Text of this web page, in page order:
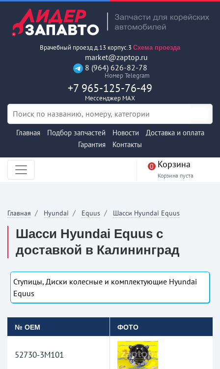
Врачебный проезд д.13 корпус.3 Схема проезда
market@zaptop.ru
8 (964) 626-82-78
Номер Telegram
+7 965-125-76-49
Мессенджер MAX
Главная Подбор запчастей Новости
Доставка и оплата
Гарантия
Контакты
0 Корзина
Корзина пуста
Главная Hyundai Equus Шасси Hyundai Equus
Шасси Hyundai Equus с
доставкой в Калининград
Ступицы, Диски колесные и комплектующие Hyundai
Equus
№ OEM ФОТО
52730-3M101